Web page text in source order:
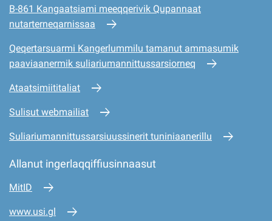
B-861 Kangaatsiami meeqqerivik Qupannaat
nutarterneqarnissaa
Qeqertarsuarmi Kangerlummilu tamanut ammasumik
paaviaanermik suliariumannittussarsiorneq
Ataatsimiititaliat
Sulisut webmailiat
Suliariumannittussarsiuussinerit tuniniaanerillu
Allanut ingerlaqqiffiusinnaasut
MitID
www.usi.gl